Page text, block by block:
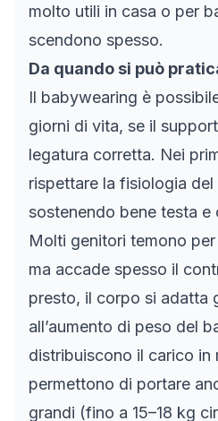
molto utili in casa o per
scendono spesso.
Da quando si può
Il babywearing è
giorni di vita, se il
legatura corretta. Nei
rispettare la fisiologia del
sostenendo bene testa e
Molti genitori temono
ma accade spesso il
presto, il corpo si adatta
all’aumento di peso del
distribuiscono il carico in
permettono di portare
grandi (fino a 15–18 kg